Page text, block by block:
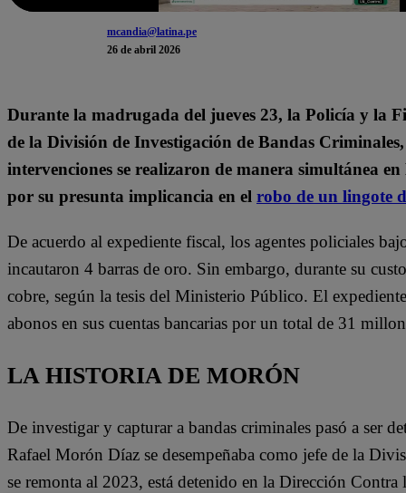
mcandia@latina.pe
26 de abril 2026
Durante la madrugada del jueves 23, la Policía y la
de la División de Investigación de Bandas
intervenciones se realizaron de manera simultánea
por su presunta implicancia en el robo de un lingote
De acuerdo al expediente fiscal, los agentes policiales
incautaron 4 barras de oro. Sin embargo, durante su
cobre, según la tesis del Ministerio Público. El
abonos en sus cuentas bancarias por un total de 31
LA HISTORIA DE MORÓN
De investigar y capturar a bandas criminales pasó a ser
Rafael Morón Díaz se desempeñaba como jefe de la
se remonta al 2023, está detenido en la Dirección